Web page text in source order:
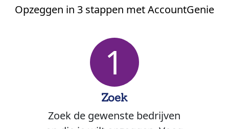
Opzeggen in 3 stappen met AccountGenie
1
Zoek
Zoek de gewenste bedrijven